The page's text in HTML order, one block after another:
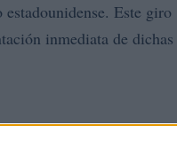
Este giro
inmediata de dichas